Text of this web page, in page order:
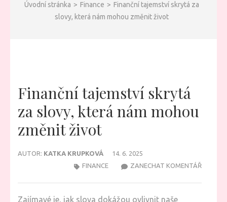
Úvodní stránka > Finance > Finanční tajemství skrytá za
slovy, která nám mohou změnit život
Finanční tajemství skrytá
za slovy, která nám mohou
změnit život
AUTOR: KATKA KRUPKOVÁ
14. 6. 2025
ZANECHAT KOMENTÁŘNA
FINANCE
Zajímavé je, jak slova dokážou ovlivnit naše